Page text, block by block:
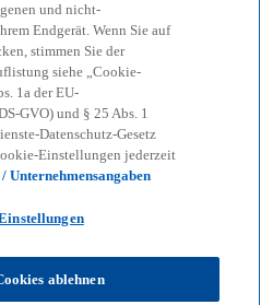
und nicht-
Endgerät. Wenn Sie auf
stimmen Sie der
siehe „Cookie-
1a der EU-
GVO) und § 25 Abs. 1
Datenschutz-Gesetz
Einstellungen jederzeit
Unternehmensangaben
ablehnen